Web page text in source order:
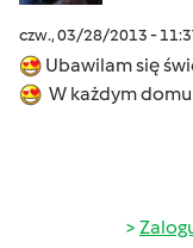
czw., 03/28/2013 -
Ubawilam się
W każdym